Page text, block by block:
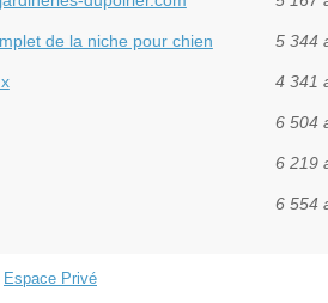
de la niche pour chien 5 344
4 341
6 504
6 219
6 554
Espace Privé